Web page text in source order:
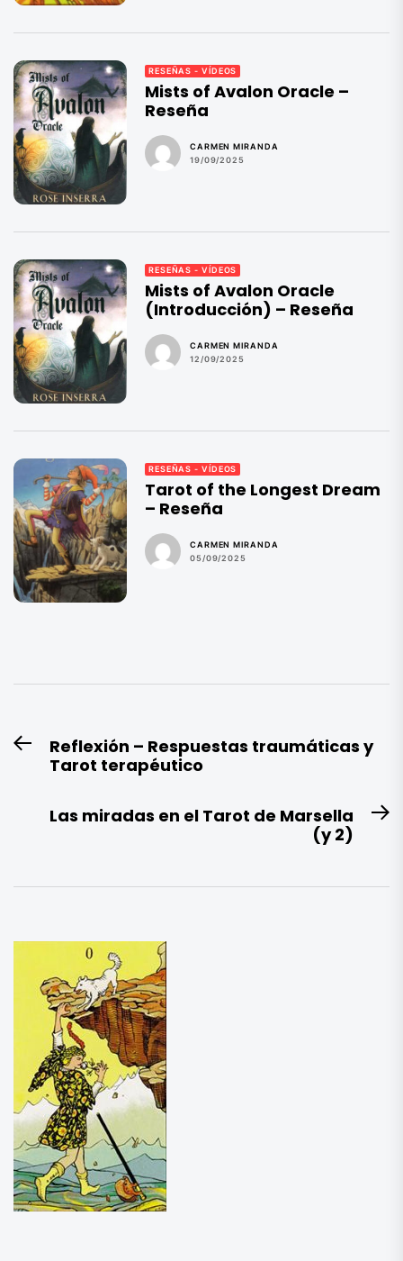
RESEÑAS - VÍDEOS
Mists of Avalon Oracle –
Reseña
CARMEN MIRANDA
19/09/2025
RESEÑAS - VÍDEOS
Mists of Avalon Oracle
(Introducción) – Reseña
CARMEN MIRANDA
12/09/2025
RESEÑAS - VÍDEOS
Tarot of the Longest Dream
– Reseña
CARMEN MIRANDA
05/09/2025
Navegación
de
Entrada
anterior:
Reflexión – Respuestas traumáticas y
Tarot terapéutico
Las miradas en el Tarot de Marsella
(y 2)